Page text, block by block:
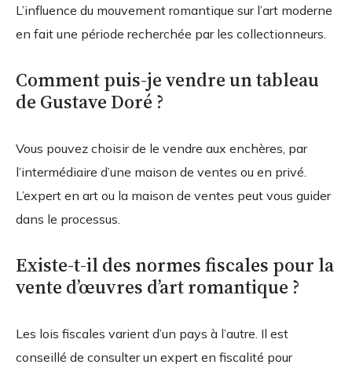
L’influence du mouvement romantique sur l’art moderne
en fait une période recherchée par les collectionneurs.
Comment puis-je vendre un tableau
de Gustave Doré ?
Vous pouvez choisir de le vendre aux enchères, par
l’intermédiaire d’une maison de ventes ou en privé.
L’expert en art ou la maison de ventes peut vous guider
dans le processus.
Existe-t-il des normes fiscales pour la
vente d’œuvres d’art romantique ?
Les lois fiscales varient d’un pays à l’autre. Il est
conseillé de consulter un expert en fiscalité pour